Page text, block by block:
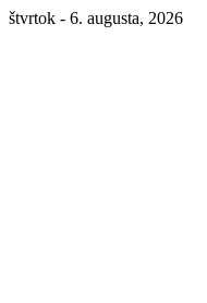
štvrtok - 6. augusta, 2026